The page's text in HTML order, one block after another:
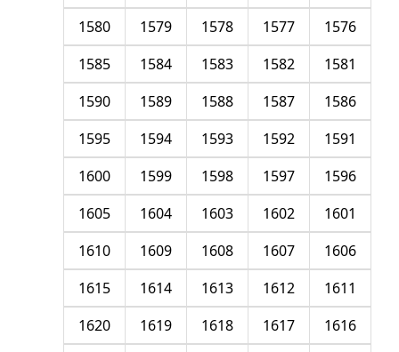
1576
1577
1578
1579
1580
1581
1582
1583
1584
1585
1586
1587
1588
1589
1590
1591
1592
1593
1594
1595
1596
1597
1598
1599
1600
1601
1602
1603
1604
1605
1606
1607
1608
1609
1610
1611
1612
1613
1614
1615
1616
1617
1618
1619
1620